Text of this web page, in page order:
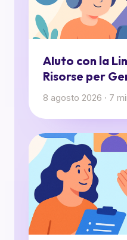
AIuto con la
Risorse per
8 agosto 2026 · 7